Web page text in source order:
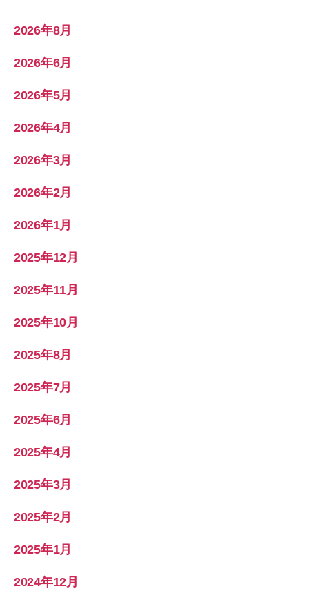
2026年8月
2026年6月
2026年5月
2026年4月
2026年3月
2026年2月
2026年1月
2025年12月
2025年11月
2025年10月
2025年8月
2025年7月
2025年6月
2025年4月
2025年3月
2025年2月
2025年1月
2024年12月